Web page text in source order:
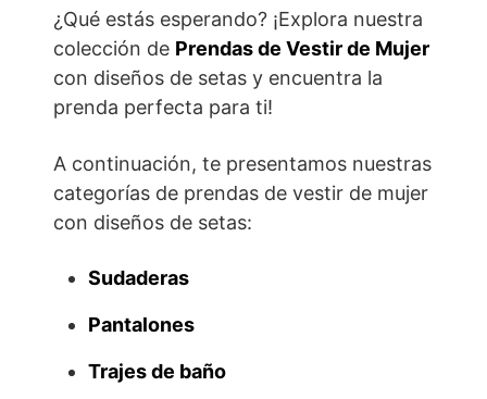
¿Qué estás esperando? ¡Explora nuestra
colección de Prendas de Vestir de Mujer
con diseños de setas y encuentra la
prenda perfecta para ti!
A continuación, te presentamos nuestras
categorías de prendas de vestir de mujer
con diseños de setas:
Sudaderas
Pantalones
Trajes de baño